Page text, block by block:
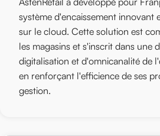
système d'encaissement innovant
sur le cloud. Cette solution est
les magasins et s'inscrit dans une
digitalisation et d'omnicanalité de
en renforçant l'efficience de ses
gestion.